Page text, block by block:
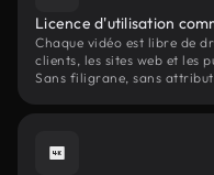
Licence d'utilisation
Chaque vidéo est libre de
clients, les sites web et les
Sans filigrane, sans